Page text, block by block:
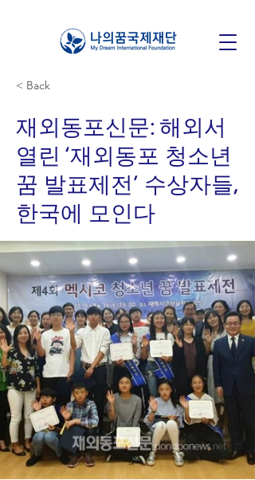
< Back
재외동포신문: 해외서
열린 ‘재외동포 청소년
꿈 발표제전’ 수상자들,
한국에 모인다